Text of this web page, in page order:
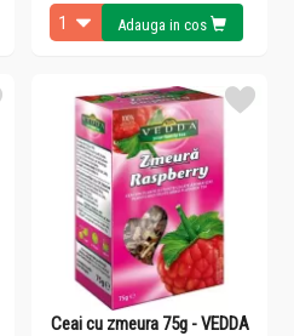
Adauga in cos
Ceai cu zmeura 75g - VEDDA